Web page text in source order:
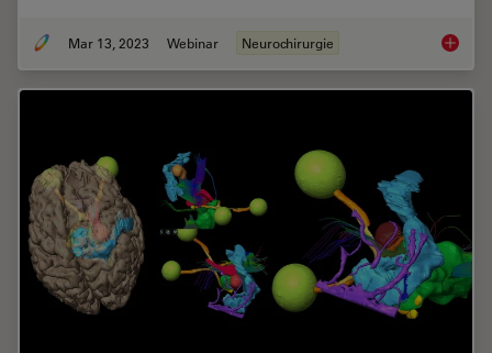
Mar 13, 2023 Webinar Neurochirurgie